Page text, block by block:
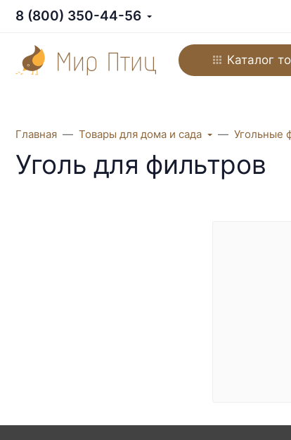
8 (800) 350-44-56
Каталог
Главная Товары для дома и сада Угольные
Уголь для фильтров